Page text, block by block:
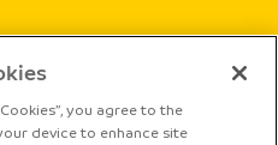
you agree to the
device to enhance site